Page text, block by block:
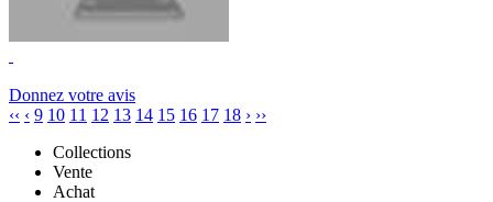
Donnez votre avis
‹‹ ‹ 9 10 11 12 13 14 15 16 17 18 › ››
Collections
Vente
Achat